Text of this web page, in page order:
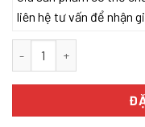
liên hệ tư vấn để nhận